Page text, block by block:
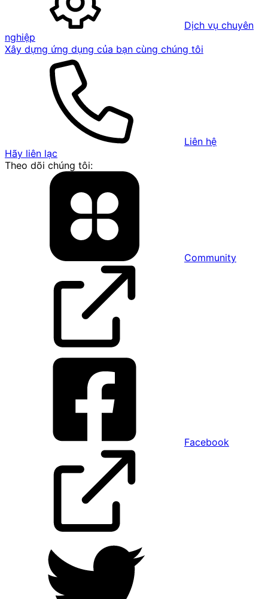
Dịch vụ chuyên
nghiệp
Xây dựng ứng dụng của bạn cùng chúng tôi
Liên hệ
Hãy liên lạc
Theo dõi chúng tôi:
Community
Facebook